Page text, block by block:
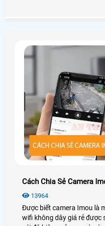
Cách Chia Sẻ Camera
13964
Được biết camera Imou là
wifi không dây giá rẻ được